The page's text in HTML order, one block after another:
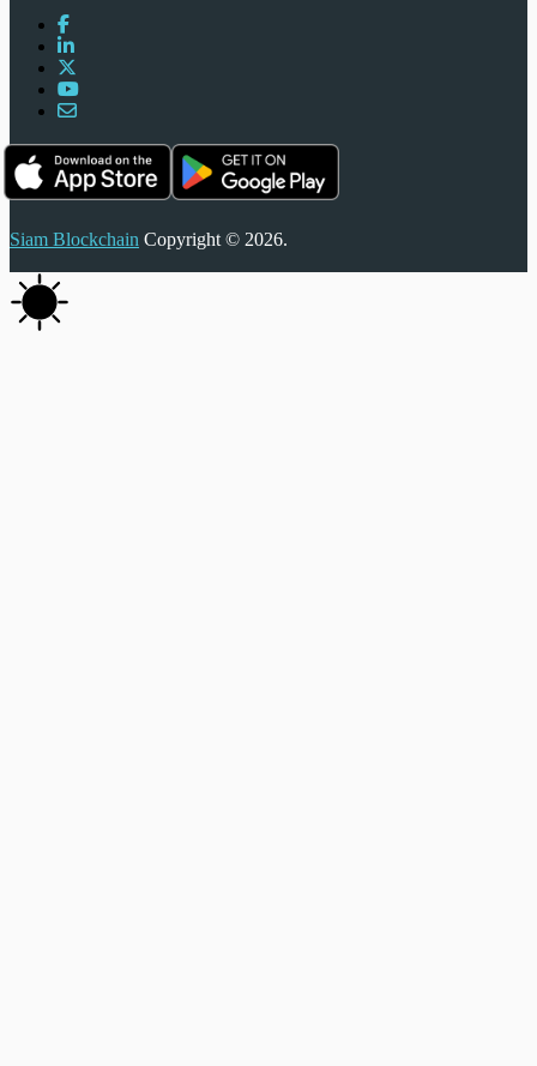
Siam Blockchain Copyright © 2026.